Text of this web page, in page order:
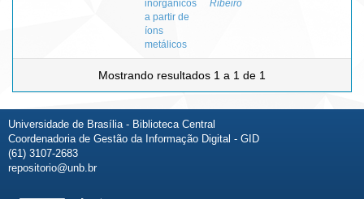
inorgânicos
a partir de
íons
metálicos
Ribeiro
Mostrando resultados 1 a 1 de 1
Universidade de Brasília - Biblioteca Central
Coordenadoria de Gestão da Informação Digital - GID
(61) 3107-2683
repositorio@unb.br